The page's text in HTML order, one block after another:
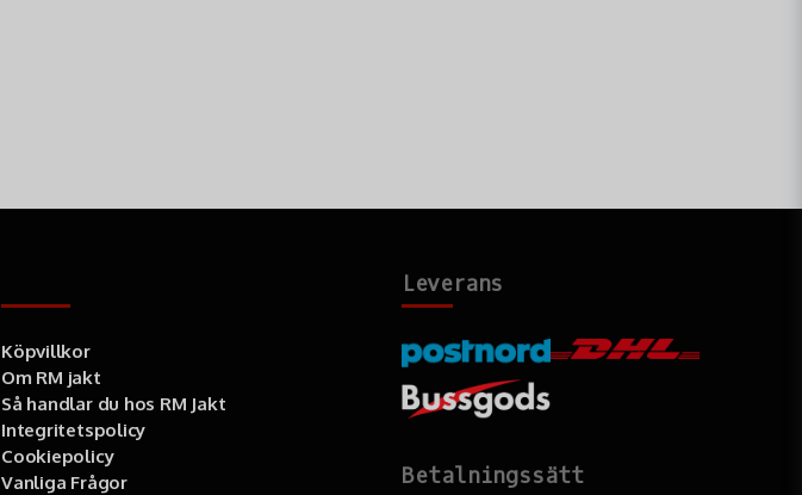
Köpvillkor
Om RM jakt
Så handlar du hos RM Jakt
Integritetspolicy
Cookiepolicy
Vanliga Frågor
Leverans
Betalningssätt